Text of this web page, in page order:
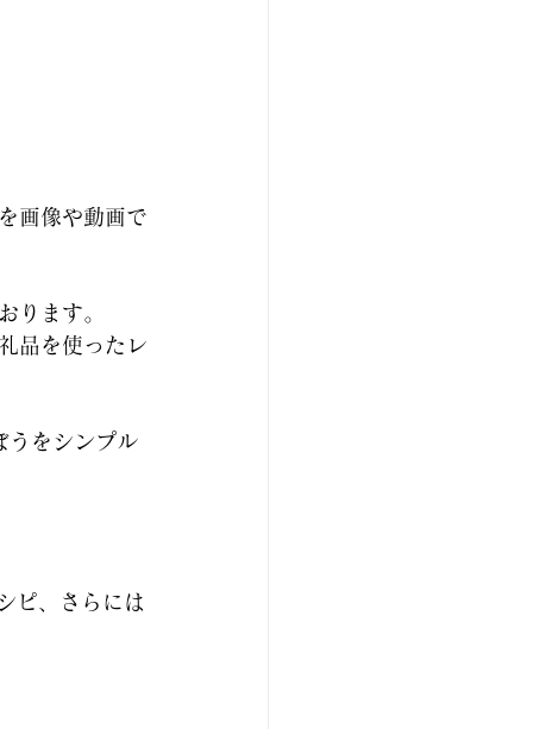
画像や動画で
ります。
品を使ったレ
うをシンプル
ピ、さらには